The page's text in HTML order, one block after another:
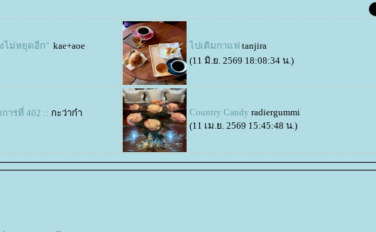
ไม่หยุดอีก" kae+aoe
ไปเติมกาแฟ tanjira
(11 มิ.ย. 2569 18:08:34 น.)
ารที่ 402 :: กะว่าก๋า
Country Candy radiergummi
(11 เม.ย. 2569 15:45:48 น.)